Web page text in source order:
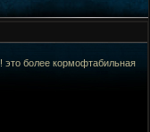
это более кормофтабильная